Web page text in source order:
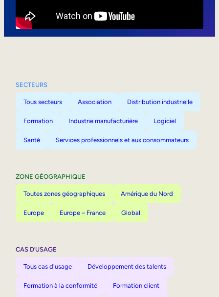
SECTEURS
Tous secteurs Association Distribution industrielle
Formation Industrie manufacturière Logiciel
Santé Services professionnels et aux consommateurs
ZONE GÉOGRAPHIQUE
Toutes zones géographiques Amérique du Nord
Europe Europe – France Global
CAS D’USAGE
Tous cas d'usage Développement des talents
Formation à la conformité Formation client